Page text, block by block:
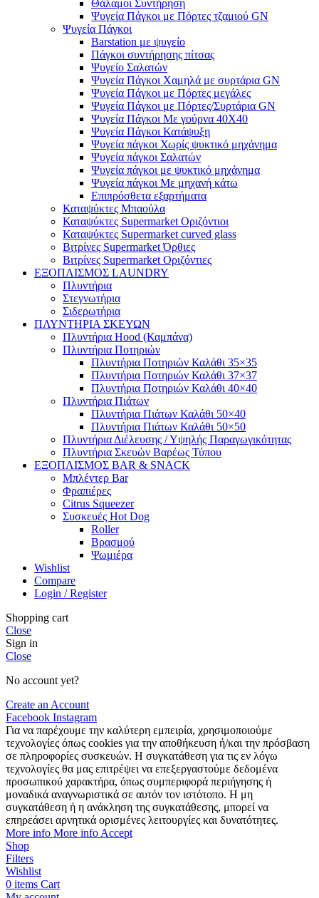
Θάλαμοι Συντήρηση
Ψυγεία Πάγκοι με Πόρτες τζαμιού GN
Ψυγεία Πάγκοι
Barstation με ψυγείο
Πάγκοι συντήρησης πίτσας
Ψυγείο Σαλατών
Ψυγεία Πάγκοι Χαμηλά με συρτάρια GN
Ψυγεία Πάγκοι με Πόρτες μεγάλες
Ψυγεία Πάγκοι με Πόρτες/Συρτάρια GN
Ψυγεία Πάγκοι Με γούρνα 40Χ40
Ψυγεία Πάγκοι Κατάψυξη
Ψυγεία πάγκοι Χωρίς ψυκτικό μηχάνημα
Ψυγεία πάγκοι Σαλατών
Ψυγεία πάγκοι με ψυκτικό μηχάνημα
Ψυγεία πάγκοι Με μηχανή κάτω
Επιπρόσθετα εξαρτήματα
Καταψύκτες Μπαούλα
Καταψύκτες Supermarket Οριζόντιοι
Καταψύκτες Supermarket curved glass
Βιτρίνες Supermarket Όρθιες
Βιτρίνες Supermarket Οριζόντιες
ΕΞΟΠΛΙΣΜΟΣ LAUNDRY
Πλυντήρια
Στεγνωτήρια
Σιδερωτήρια
ΠΛΥΝΤΗΡΙΑ ΣΚΕΥΩΝ
Πλυντήρια Hood (Καμπάνα)
Πλυντήρια Ποτηριών
Πλυντήρια Ποτηριών Καλάθι 35×35
Πλυντήρια Ποτηριών Καλάθι 37×37
Πλυντήρια Ποτηριών Καλάθι 40×40
Πλυντήρια Πιάτων
Πλυντήρια Πιάτων Καλάθι 50×40
Πλυντήρια Πιάτων Καλάθι 50×50
Πλυντήρια Διέλευσης / Υψηλής Παραγωγικότητας
Πλυντήρια Σκευών Βαρέως Τύπου
ΕΞΟΠΛΙΣΜΟΣ BAR & SNACK
Μπλέντερ Bar
Φραπιέρες
Citrus Squeezer
Συσκευές Hot Dog
Roller
Βρασμού
Ψωμιέρα
Wishlist
Compare
Login / Register
Shopping cart
Close
Sign in
Close
No account yet?
Create an Account
Facebook Instagram
Για να παρέχουμε την καλύτερη εμπειρία, χρησιμοποιούμε
τεχνολογίες όπως cookies για την αποθήκευση ή/και την πρόσβαση
σε πληροφορίες συσκευών. Η συγκατάθεση για τις εν λόγω
τεχνολογίες θα μας επιτρέψει να επεξεργαστούμε δεδομένα
προσωπικού χαρακτήρα, όπως συμπεριφορά περιήγησης ή
μοναδικά αναγνωριστικά σε αυτόν τον ιστότοπο. Η μη
συγκατάθεση ή η ανάκληση της συγκατάθεσης, μπορεί να
επηρεάσει αρνητικά ορισμένες λειτουργίες και δυνατότητες.
More info More info Accept
Shop
Filters
Wishlist
0 items Cart